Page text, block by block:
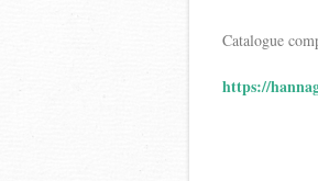
Catalogue
https://